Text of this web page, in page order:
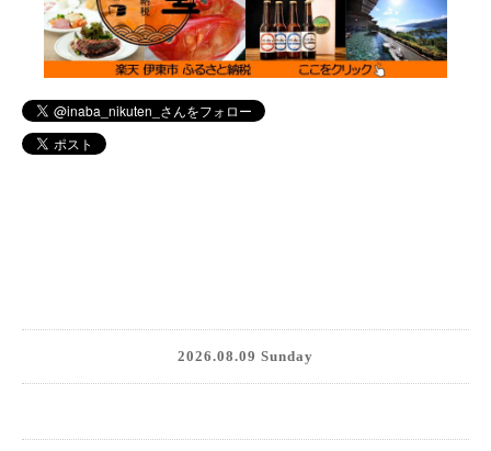
2026.08.09 Sunday